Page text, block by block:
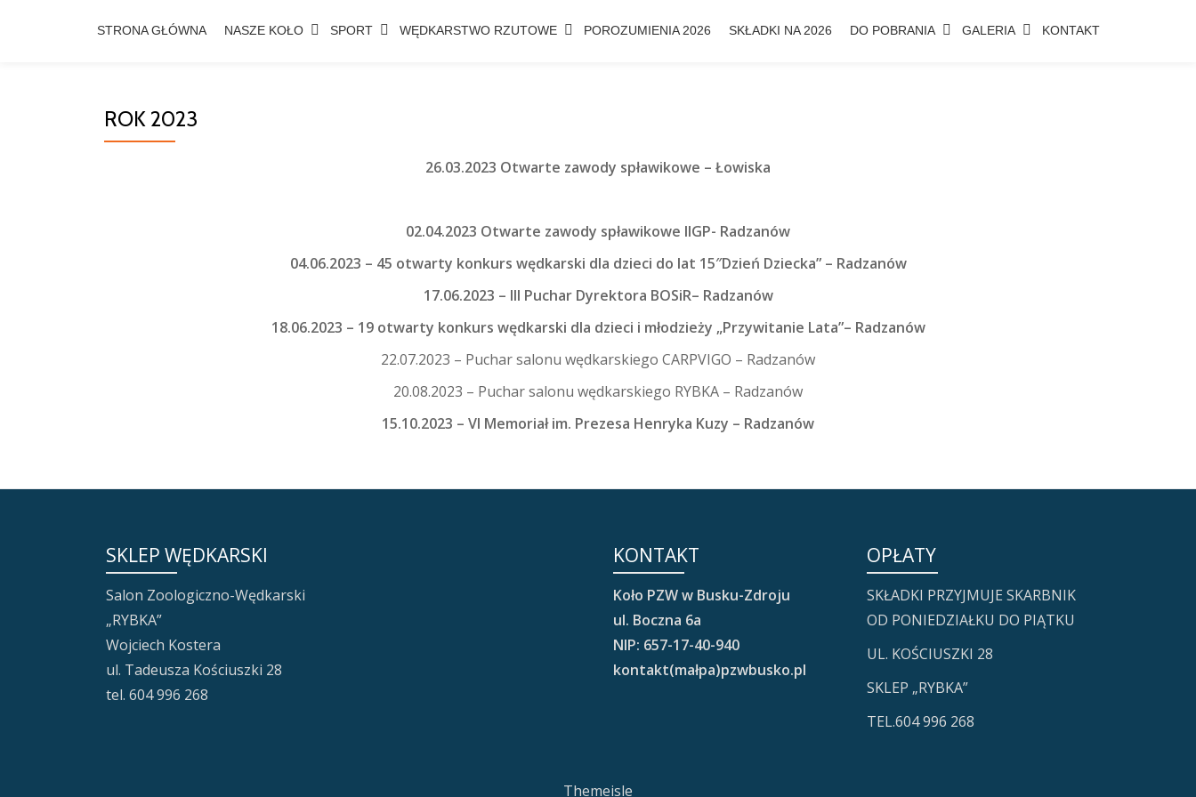
STRONA GŁÓWNA NASZE KOŁO SPORT WĘDKARSTWO RZUTOWE POROZUMIENIA 2026 SKŁADKI NA 2026 DO POBRANIA GALERIA KONTAKT
ROK 2023
26.03.2023 Otwarte zawody spławikowe – Łowiska
02.04.2023 Otwarte zawody spławikowe IIGP- Radzanów
04.06.2023 – 45 otwarty konkurs wędkarski dla dzieci do lat 15″Dzień Dziecka”– Radzanów
17.06.2023 – III Puchar Dyrektora BOSiR– Radzanów
18.06.2023 – 19 otwarty konkurs wędkarski dla dzieci i młodzieży „Przywitanie Lata”– Radzanów
22.07.2023 – Puchar salonu wędkarskiego CARPVIGO – Radzanów
20.08.2023 – Puchar salonu wędkarskiego RYBKA – Radzanów
15.10.2023 – VI Memoriał im. Prezesa Henryka Kuzy – Radzanów
SKLEP WĘDKARSKI
Salon Zoologiczno-Wędkarski
„RYBKA”
Wojciech Kostera
ul. Tadeusza Kościuszki 28
tel. 604 996 268
KONTAKT
Koło PZW w Busku-Zdroju
ul. Boczna 6a
NIP: 657-17-40-940
kontakt(małpa)pzwbusko.pl
OPŁATY
SKŁADKI PRZYJMUJE SKARBNIK
OD PONIEDZIAŁKU DO PIĄTKU
UL. KOŚCIUSZKI 28
SKLEP „RYBKA”
TEL.604 996 268
Themeisle